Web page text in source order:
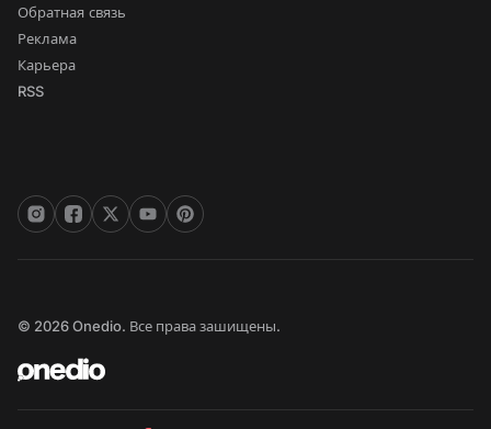
Обратная связь
Реклама
Карьера
RSS
© 2026 Onedio. Все права зашищены.